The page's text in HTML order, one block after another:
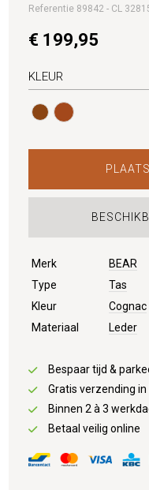
Referentie 89842 - CL
€ 199,95
KLEUR
Merk
BEAR
Type
Tas
Kleur
Cognac
Materiaal
Leder
Bespaar tijd &
Gratis verzending in
Binnen 2 à 3
Betaal veilig online